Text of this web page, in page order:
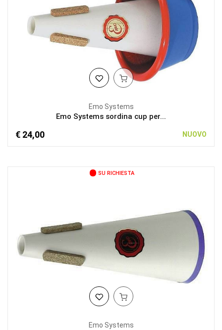
Emo Systems
Emo Systems sordina cup per...
€ 24,00 NUOVO
SU RICHIESTA
Emo Systems